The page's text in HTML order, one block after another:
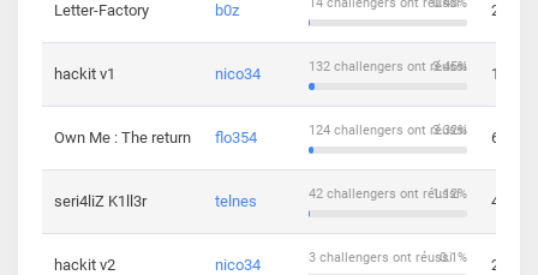
Letter-Factory b0z 2
hackit v1 nico34 3.45%
132 challengers ont réussi 12
Own Me : The return flo354 3.32%
124 challengers ont réussi 6
seri4liZ K1ll3r telnes 1.12%
42 challengers ont réussi 4
hackit v2 nico34 0.1%
3 challengers ont réussi 2